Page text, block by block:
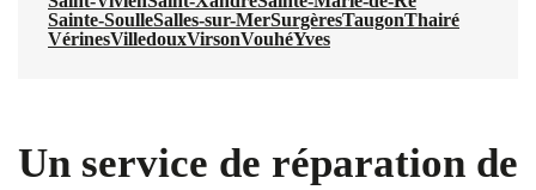
Sainte-SoulleSalles-sur-MerSurgèresTaugonThairé
VérinesVilledouxVirsonVouhéYves
Un service de réparation de